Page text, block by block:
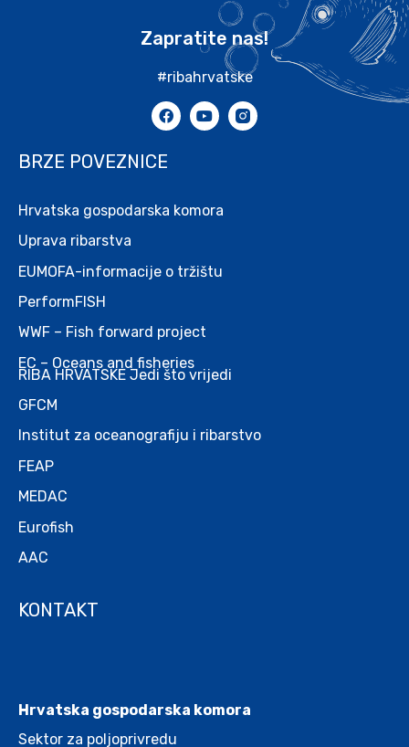
Zapratite nas!
#ribahrvatske
BRZE POVEZNICE
Hrvatska gospodarska komora
Uprava ribarstva
EUMOFA-informacije o tržištu
PerformFISH
WWF – Fish forward project
EC – Oceans and fisheries
RIBA HRVATSKE Jedi što vrijedi
GFCM
Institut za oceanografiju i ribarstvo
FEAP
MEDAC
Eurofish
AAC
KONTAKT
Hrvatska gospodarska komora
Sektor za poljoprivredu